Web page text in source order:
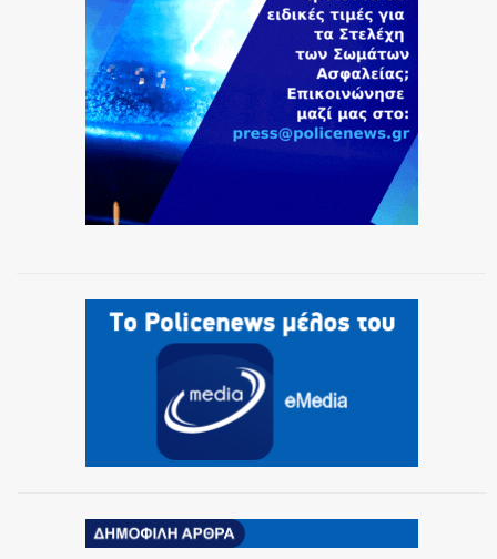
ΟΠΛΑ/ΕΞΟΠΛΙΣΜΟΣ
ΟΜΑΔΕΣ ΕΛ.ΑΣ.